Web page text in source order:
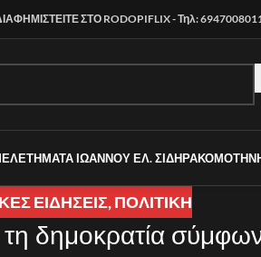
ΣΤΟ RODOPIFLIX - Τηλ:
ΙΩΑΝΝΟΥ ΕΛ. ΣΙΔΗΡΑ
ΕΙΔΉΣΕΙΣ,ΠΟΛΙΤΙΚΗ
δημοκρατία